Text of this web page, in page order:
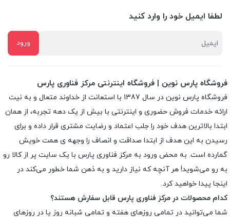
لطفا ایمیل خود را وارد کنید
فروشگاه پارس نوین | فروشگاه اینترنتی مرکز فناوری پارس
فروشگاه پارس نوین در سال 1387 با استعانت از خداوند متعال و به نیت
ارائه خدمات فروش حضوری و اینترنتی با بیش از یک دهه تجربه، از همان
ابتدا بالاترین هدف خود را جلب اعتماد و رضایت مشتری قرار داده و براى
رسیدن به این هدف از ابتدا صداقت و انصاف را وجهه ى همت خویش
گمارده است. به محض ورود به مرکز فناوری پارس با یک سایت پر از کالا رو
به رو می‌شوید! هر آنچه که نیاز دارید و به ذهن شما خطور می‌کند در
اینجا پیدا خواهید کرد.
کدام محصولات در مرکز فناوری پارس قابل سفارش هستند؟
شما می‌توانید در تمامی روزهای هفته و تمامی شبانه روز یا در روزهای